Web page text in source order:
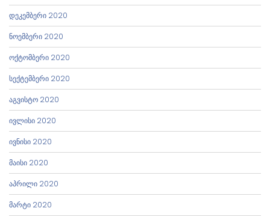
დეკემბერი 2020
ნოემბერი 2020
ოქტომბერი 2020
სექტემბერი 2020
აგვისტო 2020
ივლისი 2020
ივნისი 2020
მაისი 2020
აპრილი 2020
მარტი 2020